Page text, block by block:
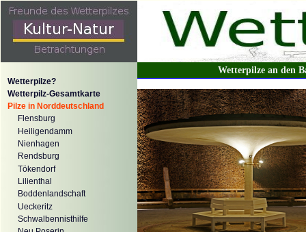
Wetterpilze?
Wetterpilz-Gesamtkarte
Pilze in Norddeutschland
Flensburg
Heiligendamm
Nienhagen
Rendsburg
Tökendorf
Lilienthal
Boddenlandschaft
Ueckeritz
Schwalbennisthilfe
Wetterpilze an den